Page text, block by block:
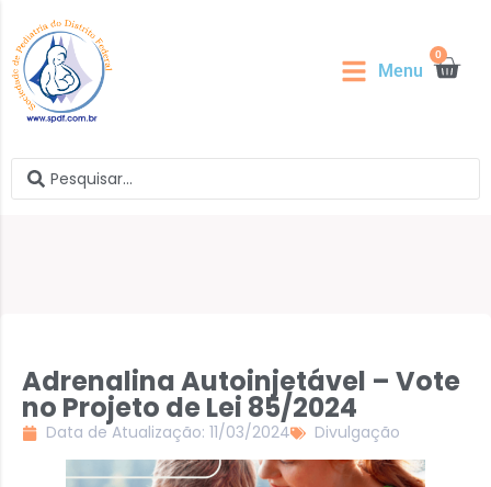
0
Menu
Adrenalina Autoinjetável – Vote
no Projeto de Lei 85/2024
Data de Atualização: 11/03/2024 Divulgação